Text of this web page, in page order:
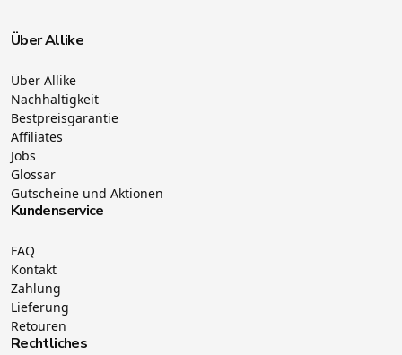
Über Allike
Über Allike
Nachhaltigkeit
Bestpreisgarantie
Affiliates
Jobs
Glossar
Gutscheine und Aktionen
Kundenservice
FAQ
Kontakt
Zahlung
Lieferung
Retouren
Rechtliches